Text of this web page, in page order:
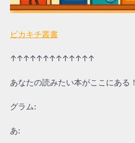
ピカキチ叢書
↑↑↑↑↑↑↑↑↑↑↑↑↑
あなたの読みたい本がここにある！
グラム:
あ: